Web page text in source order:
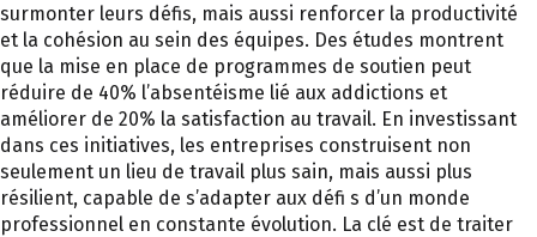
surmonter leurs défis, mais aussi renforcer la productivité
et la cohésion au sein des équipes. Des études montrent
que la mise en place de programmes de soutien peut
réduire de 40% l’absentéisme lié aux addictions et
améliorer de 20% la satisfaction au travail. En investissant
dans ces initiatives, les entreprises construisent non
seulement un lieu de travail plus sain, mais aussi plus
résilient, capable de s’adapter aux défi s d’un monde
professionnel en constante évolution. La clé est de traiter